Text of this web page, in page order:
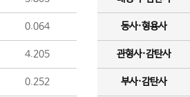
0.064
4.205
0.252
동사·형용사
관형사·감탄사
부사·감탄사